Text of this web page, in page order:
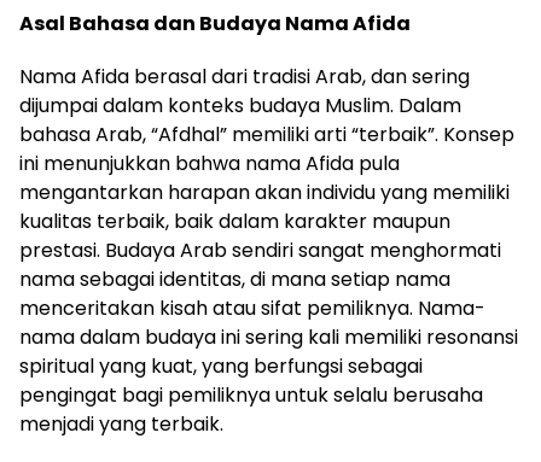
Asal Bahasa dan Budaya Nama Afida
Nama Afida berasal dari tradisi Arab, dan sering
dijumpai dalam konteks budaya Muslim. Dalam
bahasa Arab, “Afdhal” memiliki arti “terbaik”. Konsep
ini menunjukkan bahwa nama Afida pula
mengantarkan harapan akan individu yang memiliki
kualitas terbaik, baik dalam karakter maupun
prestasi. Budaya Arab sendiri sangat menghormati
nama sebagai identitas, di mana setiap nama
menceritakan kisah atau sifat pemiliknya. Nama-
nama dalam budaya ini sering kali memiliki resonansi
spiritual yang kuat, yang berfungsi sebagai
pengingat bagi pemiliknya untuk selalu berusaha
menjadi yang terbaik.